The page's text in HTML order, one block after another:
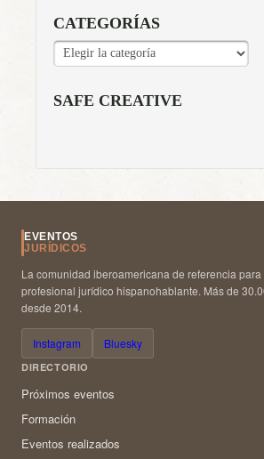
CATEGORÍAS
CATEGORÍAS
SAFE CREATIVE
EVENTOS
JURÍDICOS
La comunidad iberoamericana de referencia para
profesional jurídico hispanohablante. Más de
desde 2014.
Instagram Bluesky
DIRECTORIO
Próximos eventos
Formación
Eventos realizados